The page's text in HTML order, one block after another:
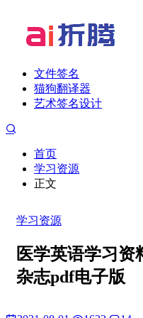
文件签名
猫狗翻译器
艺术签名设计
首页
学习资源
正文
学习资源
医学英语学习资
杂志pdf电子版